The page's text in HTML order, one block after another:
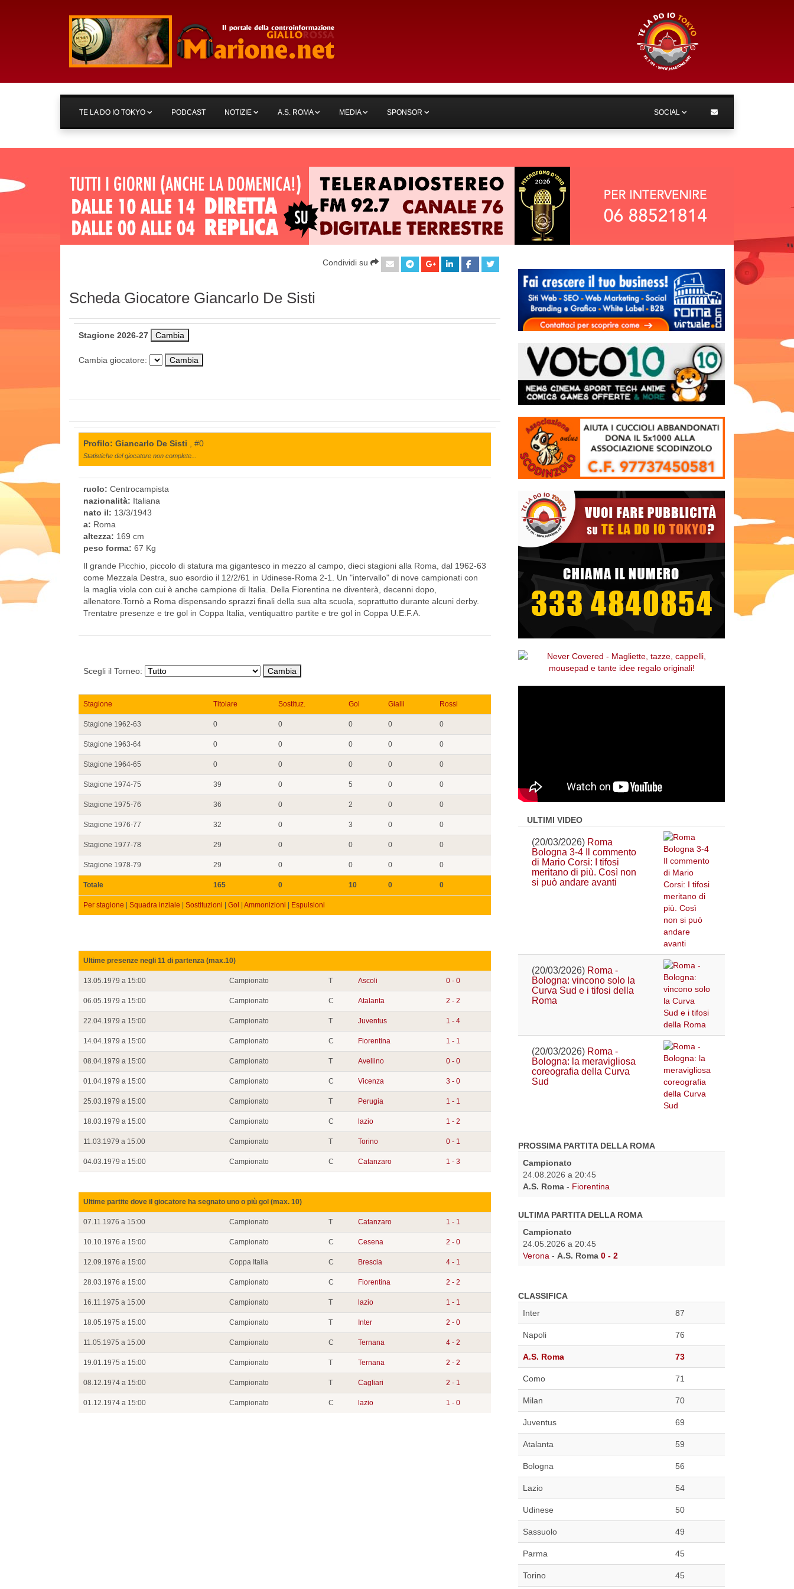
TE LA DO IO TOKYO PODCAST NOTIZIE A.S. ROMA MEDIA SPONSOR SOCIAL
Condividi su
Scheda Giocatore Giancarlo De Sisti
Stagione 2026-27
Cambia giocatore:
Profilo: Giancarlo De Sisti , #0
Statistiche del giocatore non complete...
ruolo: Centrocampista
nazionalità: Italiana
nato il: 13/3/1943
a: Roma
altezza: 169 cm
peso forma: 67 Kg
Il grande Picchio, piccolo di statura ma gigantesco in mezzo al campo, dieci stagioni alla Roma, dal 1962-63
come Mezzala Destra, suo esordio il 12/2/61 in Udinese-Roma 2-1. Un "intervallo" di nove campionati con
la maglia viola con cui è anche campione di Italia. Della Fiorentina ne diventerà, decenni dopo,
allenatore.Tornò a Roma dispensando sprazzi finali della sua alta scuola, soprattutto durante alcuni derby.
Trentatre presenze e tre gol in Coppa Italia, ventiquattro partite e tre gol in Coppa U.E.F.A.
Scegli il Torneo:
Stagione Titolare Sostituz. Gol Gialli Rossi
Stagione 1962-63 0 0 0 0 0
Stagione 1963-64 0 0 0 0 0
Stagione 1964-65 0 0 0 0 0
Stagione 1974-75 39 0 5 0 0
Stagione 1975-76 36 0 2 0 0
Stagione 1976-77 32 0 3 0 0
Stagione 1977-78 29 0 0 0 0
Stagione 1978-79 29 0 0 0 0
Totale 165 0 10 0 0
Per stagione | Squadra inziale | Sostituzioni | Gol | Ammonizioni | Espulsioni
Ultime presenze negli 11 di partenza (max.10)
13.05.1979 a 15:00 Campionato T Ascoli 0 - 0
06.05.1979 a 15:00 Campionato C Atalanta 2 - 2
22.04.1979 a 15:00 Campionato T Juventus 1 - 4
14.04.1979 a 15:00 Campionato C Fiorentina 1 - 1
08.04.1979 a 15:00 Campionato T Avellino 0 - 0
01.04.1979 a 15:00 Campionato C Vicenza 3 - 0
25.03.1979 a 15:00 Campionato T Perugia 1 - 1
18.03.1979 a 15:00 Campionato C lazio 1 - 2
11.03.1979 a 15:00 Campionato T Torino 0 - 1
04.03.1979 a 15:00 Campionato C Catanzaro 1 - 3
Ultime partite dove il giocatore ha segnato uno o più gol (max. 10)
07.11.1976 a 15:00 Campionato T Catanzaro 1 - 1
10.10.1976 a 15:00 Campionato C Cesena 2 - 0
12.09.1976 a 15:00 Coppa Italia C Brescia 4 - 1
28.03.1976 a 15:00 Campionato C Fiorentina 2 - 2
16.11.1975 a 15:00 Campionato T lazio 1 - 1
18.05.1975 a 15:00 Campionato T Inter 2 - 0
11.05.1975 a 15:00 Campionato C Ternana 4 - 2
19.01.1975 a 15:00 Campionato T Ternana 2 - 2
08.12.1974 a 15:00 Campionato T Cagliari 2 - 1
01.12.1974 a 15:00 Campionato C lazio 1 - 0
ULTIMI VIDEO
(20/03/2026) Roma
Bologna 3-4 Il commento
di Mario Corsi: I tifosi
meritano di più. Così non
si può andare avanti
(20/03/2026) Roma -
Bologna: vincono solo la
Curva Sud e i tifosi della
Roma
(20/03/2026) Roma -
Bologna: la meravigliosa
coreografia della Curva
Sud
PROSSIMA PARTITA DELLA ROMA
Campionato
24.08.2026 a 20:45
A.S. Roma - Fiorentina
ULTIMA PARTITA DELLA ROMA
Campionato
24.05.2026 a 20:45
Verona - A.S. Roma 0 - 2
CLASSIFICA
Inter
87
Napoli 76
A.S. Roma 73
Como 71
Milan 70
Juventus 69
Atalanta 59
Bologna 56
Lazio 54
Udinese 50
Sassuolo 49
Parma 45
Torino 45